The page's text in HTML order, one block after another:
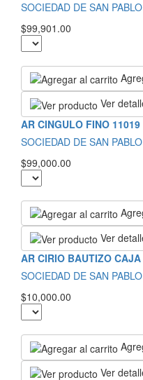
SOCIEDAD DE SAN PABLO
$99,901.00
Ver
AR CINGULO FINO 11019
SOCIEDAD DE SAN PABLO
$99,000.00
Ver
AR CIRIO BAUTIZO CAJA
SOCIEDAD DE SAN PABLO
$10,000.00
Ver